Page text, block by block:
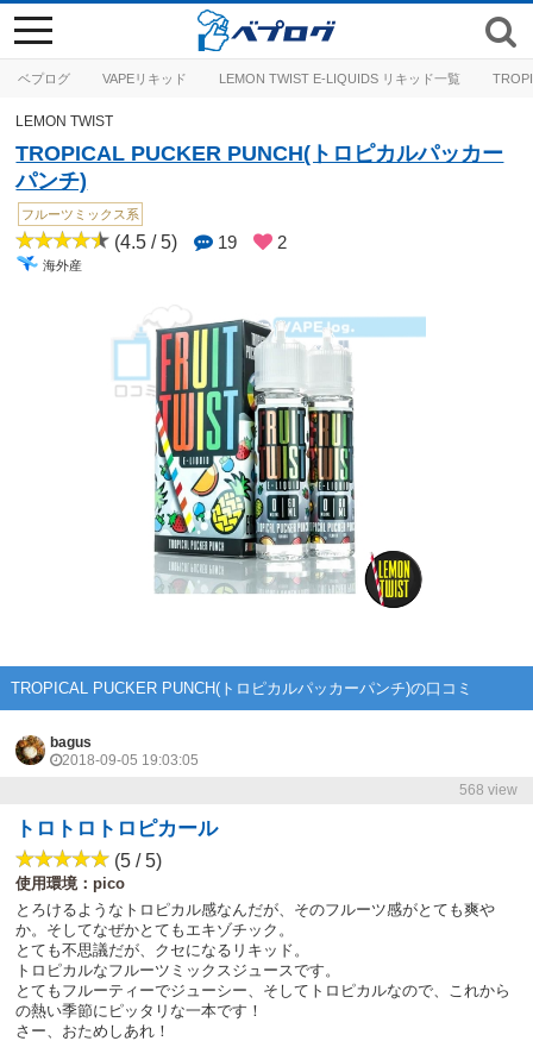
ベプログ VAPEリキッド LEMON TWIST E-LIQUIDS リキッド一覧
toggle
navigation
LEMON TWIST
TROPICAL PUCKER PUNCH(トロピカルパッカー
パンチ)
フルーツミックス系
(4.5 / 5) 19 2
海外産
TROPICAL PUCKER PUNCH(トロピカルパッカーパンチ)の口コミ
bagus
2018-09-05 19:03:05
568 view
トロトロトロピカール
(5 / 5)
使用環境：pico
とろけるようなトロピカル感なんだが、そのフルーツ感がとても爽や
か。そしてなぜかとてもエキゾチック。
とても不思議だが、クセになるリキッド。
トロピカルなフルーツミックスジュースです。
とてもフルーティーでジューシー、そしてトロピカルなので、これから
の熱い季節にピッタリな一本です！
さー、おためしあれ！